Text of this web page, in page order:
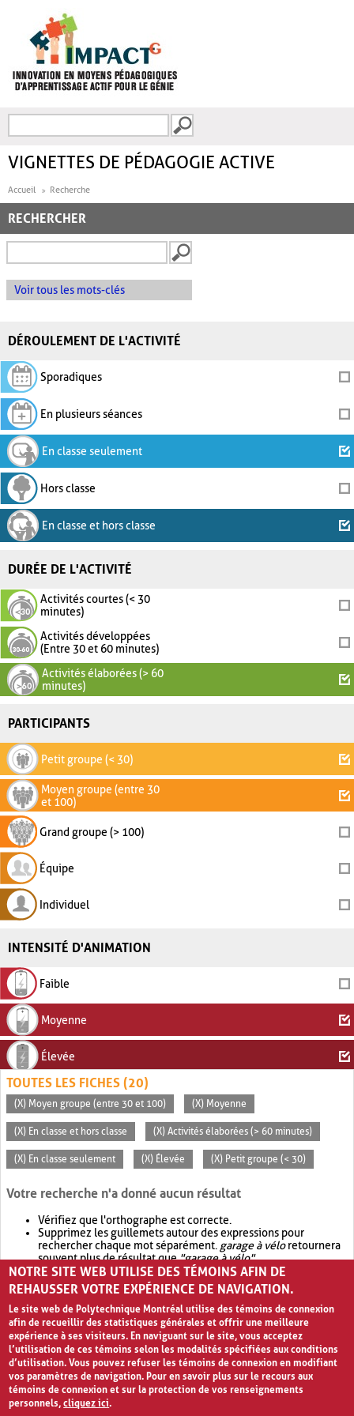
FORMULAIRE DE
VIGNETTES DE PÉDAGOGIE ACTIVE
Accueil Recherche
RECHERCHER
Voir tous les mots-clés
DÉROULEMENT DE L'ACTIVITÉ
Sporadiques
En plusieurs séances
En classe seulement
Hors classe
En classe et hors classe
DURÉE DE L'ACTIVITÉ
Activités courtes (< 30
minutes)
Activités développées
(Entre 30 et 60 minutes)
Activités élaborées (> 60
minutes)
PARTICIPANTS
Petit groupe (< 30)
Moyen groupe (entre 30
et 100)
Grand groupe (> 100)
Équipe
Individuel
INTENSITÉ D'ANIMATION
Faible
Moyenne
Élevée
TOUTES LES FICHES (20)
(X) Moyen groupe (entre 30 et 100) (X) Moyenne
(X) En classe et hors classe (X) Activités élaborées (> 60 minutes)
(X) En classe seulement (X) Élevée (X) Petit groupe (< 30)
Votre recherche n'a donné aucun résultat
Vérifiez que l'orthographe est correcte.
Supprimez les guillemets autour des expressions pour
rechercher chaque mot séparément. garage à véloretournera
souvent plus de résultat que"garage à vélo".
Envisagez d'élargir votre recherche avec OR.garage OR vélo
retournera souvent plus de résultat quegarage à vélo
NOTRE SITE WEB UTILISE DES TÉMOINS AFIN DE
REHAUSSER VOTRE EXPÉRIENCE DE NAVIGATION.
Le site web de Polytechnique Montréal utilise des témoins de connexion
afin de recueillir des statistiques générales et offrir une meilleure
expérience à ses visiteurs. En naviguant sur le site, vous acceptez
l’utilisation de ces témoins selon les modalités spécifiées aux conditions
d’utilisation. Vous pouvez refuser les témoins de connexion en modifiant
vos paramètres de navigation. Pour en savoir plus sur le recours aux
témoins de connexion et sur la protection de vos renseignements
personnels,cliquez ici.